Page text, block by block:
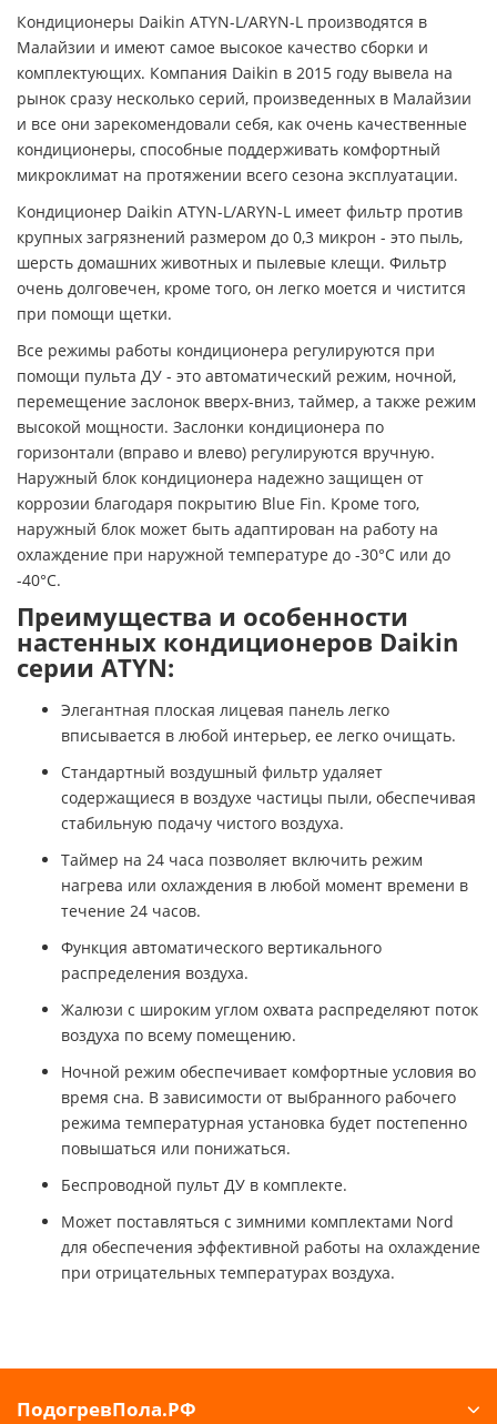
Кондиционеры Daikin ATYN-L/ARYN-L производятся в
Малайзии и имеют самое высокое качество сборки и
комплектующих. Компания Daikin в 2015 году вывела на
рынок сразу несколько серий, произведенных в Малайзии
и все они зарекомендовали себя, как очень качественные
кондиционеры, способные поддерживать комфортный
микроклимат на протяжении всего сезона эксплуатации.
Кондиционер Daikin ATYN-L/ARYN-L имеет фильтр против
крупных загрязнений размером до 0,3 микрон - это пыль,
шерсть домашних животных и пылевые клещи. Фильтр
очень долговечен, кроме того, он легко моется и чистится
при помощи щетки.
Все режимы работы кондиционера регулируются при
помощи пульта ДУ - это автоматический режим, ночной,
перемещение заслонок вверх-вниз, таймер, а также режим
высокой мощности. Заслонки кондиционера по
горизонтали (вправо и влево) регулируются вручную.
Наружный блок кондиционера надежно защищен от
коррозии благодаря покрытию Blue Fin. Кроме того,
наружный блок может быть адаптирован на работу на
охлаждение при наружной температуре до -30°С или до
-40°С.
Преимущества и особенности
настенных кондиционеров Daikin
серии ATYN:
Элегантная плоская лицевая панель легко
вписывается в любой интерьер, ее легко очищать.
Стандартный воздушный фильтр удаляет
содержащиеся в воздухе частицы пыли, обеспечивая
стабильную подачу чистого воздуха.
Таймер на 24 часа позволяет включить режим
нагрева или охлаждения в любой момент времени в
течение 24 часов.
Функция автоматического вертикального
распределения воздуха.
Жалюзи с широким углом охвата распределяют поток
воздуха по всему помещению.
Ночной режим обеспечивает комфортные условия во
время сна. В зависимости от выбранного рабочего
режима температурная установка будет постепенно
повышаться или понижаться.
Беспроводной пульт ДУ в комплекте.
Может поставляться с зимними комплектами Nord
для обеспечения эффективной работы на охлаждение
при отрицательных температурах воздуха.
ПодогревПола.РФ